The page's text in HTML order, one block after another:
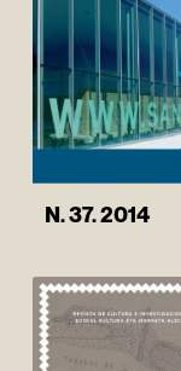
N. 37. 2014